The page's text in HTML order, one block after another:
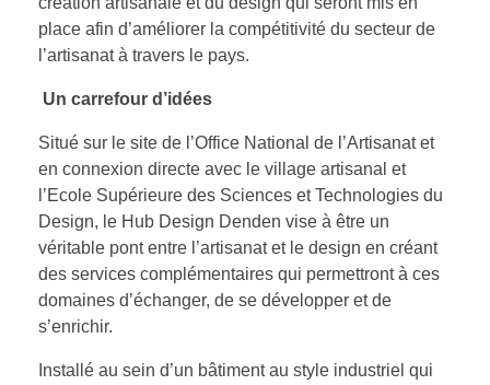
place afin d’améliorer la compétitivité du secteur de
l’artisanat à travers le pays.
Un carrefour d’idées
Situé sur le site de l’Office National de l’Artisanat et
en connexion directe avec le village artisanal et
l’Ecole Supérieure des Sciences et Technologies du
Design, le Hub Design Denden vise à être un
véritable pont entre l’artisanat et le design en créant
des services complémentaires qui permettront à ces
domaines d’échanger, de se développer et de
s’enrichir.
Installé au sein d’un bâtiment au style industriel qui